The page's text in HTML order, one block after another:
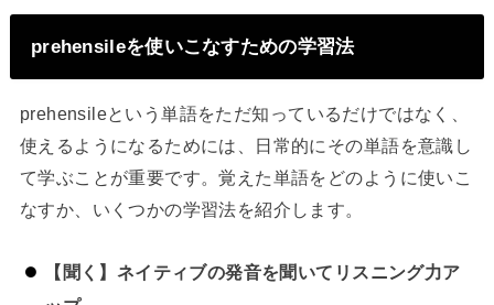
prehensileを使いこなすための学習法
prehensileという単語をただ知っているだけではなく、
使えるようになるためには、日常的にその単語を意識し
て学ぶことが重要です。覚えた単語をどのように使いこ
なすか、いくつかの学習法を紹介します。
【聞く】ネイティブの発音を聞いてリスニング力ア